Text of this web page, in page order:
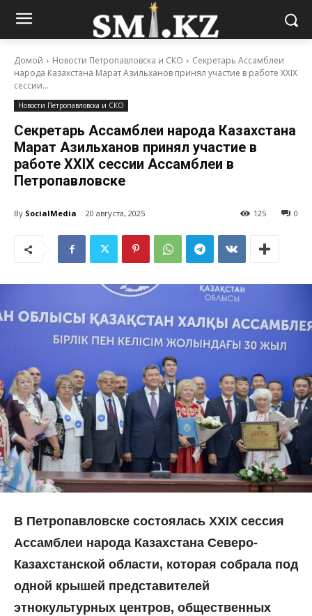
Домой Новости Петропавловска и СКО
Секретарь Ассамблеи
народа Казахстана Марат Азильханов принял участие в работе XXIX
сессии...
Новости Петропавловска и СКО
Секретарь Ассамблеи народа Казахстана
Марат Азильханов принял участие в
работе XXIX сессии Ассамблеи в
Петропавловске
By SocialMedia 20 августа, 2025 0
125
В Петропавловске состоялась XXIX сессия
Ассамблеи народа Казахстана Северо-
Казахстанской области, которая собрала под
одной крышей представителей
этнокультурных центров, общественных